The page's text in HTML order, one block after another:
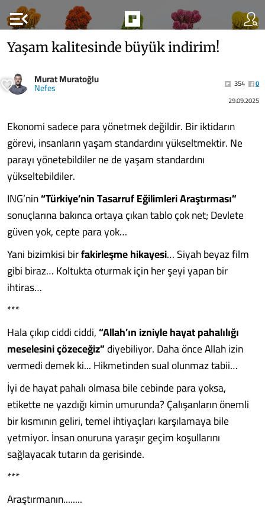
menu_open
Yaşam kalitesinde büyük indirim!
Murat Muratoğlu
Nefes 354
0
29.09.2025
Ekonomi sadece para yönetmek değildir. Bir iktidarın
görevi, insanların yaşam standardını yükseltmektir. Ne
parayı yönetebildiler ne de yaşam standardını
yükseltebildiler.
ING’nin“Türkiye’nin Tasarruf Eğilimleri Araştırması”
sonuçlarına bakınca ortaya çıkan tablo çok net; Devlete
güven yok, cepte para yok…
Yani bizimkisi birfakirleşme hikayesi… Siyah beyaz film
gibi biraz… Koltukta oturmak için her şeyi yapan bir
ihtiras…
***
Hala çıkıp ciddi ciddi,“Allah’ın izniyle hayat pahalılığı
meselesini çözeceğiz”diyebiliyor. Daha önce Allah izin
vermedi demek ki... Hikmetinden sual olunmaz tabii…
İyi de hayat pahalı olmasa bile cebinde para yoksa,
etikette ne yazdığı kimin umurunda? Çalışanların önemli
bir kısmının geliri, temel ihtiyaçları karşılamaya bile
yetmiyor. İnsan onuruna yaraşır geçim koşullarını
sağlayacak tutarın da gerisinde.
***
Araştırmanın........